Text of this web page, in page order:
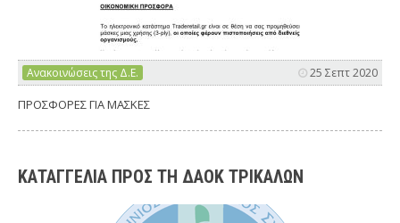
Ανακοινώσεις της Δ.Ε. 25 Σεπτ 2020
ΠΡΟΣΦΟΡΕΣ ΓΙΑ ΜΑΣΚΕΣ
ΚΑΤΑΓΓΕΛΙΑ ΠΡΟΣ ΤΗ ΔΑΟΚ ΤΡΙΚΑΛΩΝ